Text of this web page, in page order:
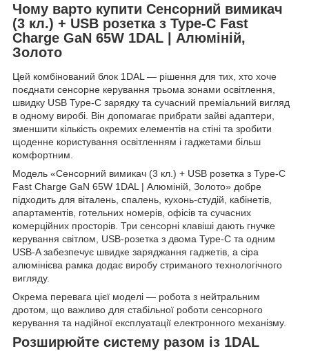
Чому варто купити Сенсорний вимикач
(3 кл.) + USB розетка з Type-C Fast
Charge GaN 65W 1DAL | Алюміній,
Золото
Цей комбінований блок 1DAL — рішення для тих, хто хоче
поєднати сенсорне керування трьома зонами освітлення,
швидку USB Type-C зарядку та сучасний преміальний вигляд
в одному виробі. Він допомагає прибрати зайві адаптери,
зменшити кількість окремих елементів на стіні та зробити
щоденне користування освітленням і гаджетами більш
комфортним.
Модель «Сенсорний вимикач (3 кл.) + USB розетка з Type-C
Fast Charge GaN 65W 1DAL | Алюміній, Золото» добре
підходить для віталень, спалень, кухонь-студій, кабінетів,
апартаментів, готельних номерів, офісів та сучасних
комерційних просторів. Три сенсорні клавіші дають гнучке
керування світлом, USB-розетка з двома Type-C та одним
USB-A забезпечує швидке заряджання гаджетів, а сіра
алюмінієва рамка додає виробу стриманого технологічного
вигляду.
Окрема перевага цієї моделі — робота з нейтральним
дротом, що важливо для стабільної роботи сенсорного
керування та надійної експлуатації електронного механізму.
Розширюйте систему разом із 1DAL